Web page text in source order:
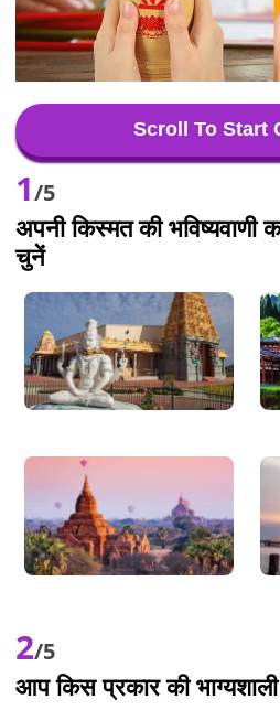
Scroll To Start
1/5
अपनी किस्मत की भविष्यवाणी
चुनें
2/5
आप किस प्रकार की